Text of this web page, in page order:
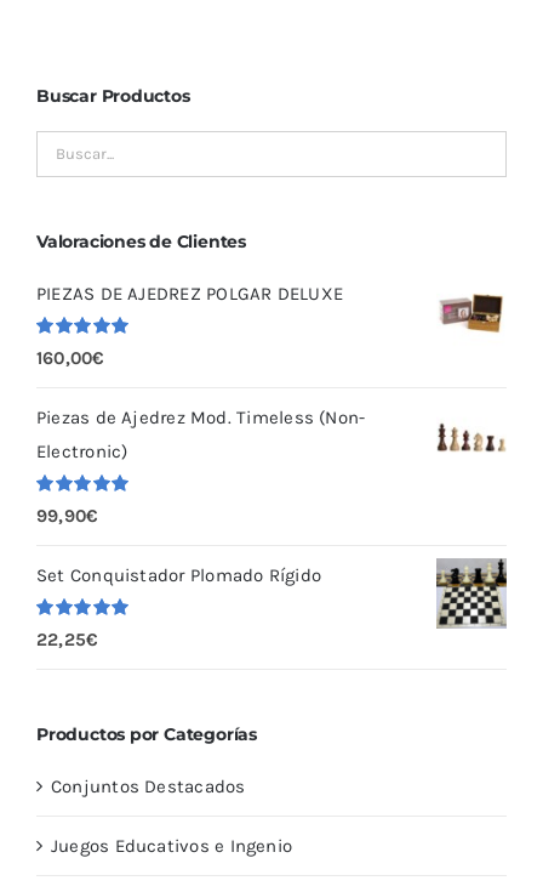
Buscar Productos
Valoraciones de Clientes
PIEZAS DE AJEDREZ POLGAR DELUXE
Valorado
con 5.00
160,00€
Piezas de Ajedrez Mod. Timeless (Non-
Electronic)
Valorado
con 5.00
99,90€
Set Conquistador Plomado Rígido
Valorado
con
5.00
22,25€
Productos por Categorías
Conjuntos Destacados
Juegos Educativos e Ingenio